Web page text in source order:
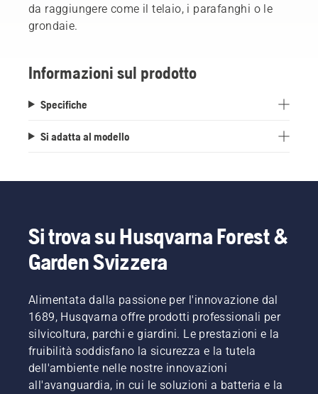
da raggiungere come il telaio, i parafanghi o le
grondaie.
Informazioni sul prodotto
Specifiche
Si adatta al modello
Si trova su Husqvarna Forest &
Garden Svizzera
Alimentata dalla passione per l'innovazione dal
1689, Husqvarna offre prodotti professionali per
silvicoltura, parchi e giardini. Le prestazioni e la
fruibilità soddisfano la sicurezza e la tutela
dell'ambiente nelle nostre innovazioni
all'avanguardia, in cui le soluzioni a batteria e la